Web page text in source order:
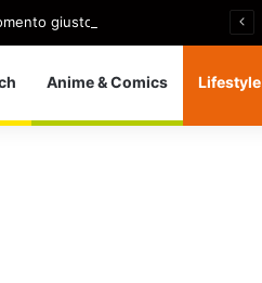
giusto
Anime & Comics Lifestyle